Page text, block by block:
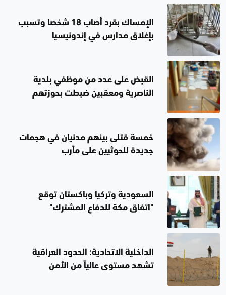
الإمساك بقرد أصاب 18 شخصا وتسبب
بإغلاق مدارس في إندونيسيا
القبض على عدد من موظفي بلدية
الناصرية ومعقبين ضبطت بحوزتهم
خمسة قتلى بينهم مدنيان في هجمات
جديدة للحوثيين على مأرب
السعودية وتركيا وباكستان توقع
"اتفاق مكة للدفاع المشترك"
الداخلية الاتحادية: الحدود العراقية
تشهد مستوى عالياً من الأمن